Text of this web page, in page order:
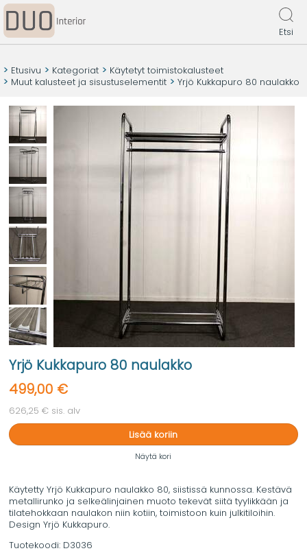
Etsi
Etusivu Kategoriat
Käytetyt toimistokalusteet
Muut kalusteet ja sisustuselementit
Yrjö Kukkapuro 80 naulakko
Yrjö Kukkapuro 80 naulakko
499,00 €
626,25 € sis. alv
Lisää koriin
Näytä kori
Käytetty Yrjö Kukkapuro naulakko 80, siistissä kunnossa. Kestävä
metallirunko ja selkeälinjainen muoto tekevät siitä tyylikkään ja
tilatehokkaan naulakon niin kotiin, toimistoon kuin julkitiloihin.
Design Yrjö Kukkapuro.
Tuotekoodi: D3036